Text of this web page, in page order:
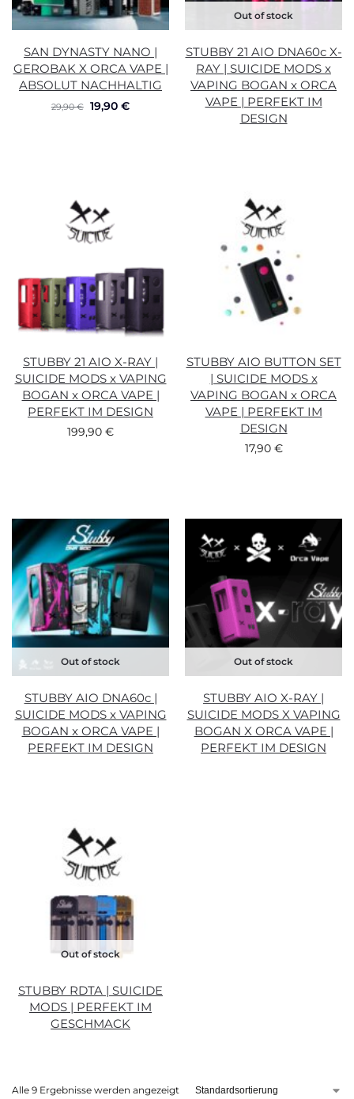
SAN DYNASTY NANO |
GEROBAK X ORCA VAPE |
ABSOLUT NACHHALTIG
29,90€ 19,90€
Out of stock
STUBBY 21 AIO DNA60c X-
RAY | SUICIDE MODS x
VAPING BOGAN x ORCA
VAPE | PERFEKT IM
DESIGN
STUBBY 21 AIO X-RAY |
SUICIDE MODS x VAPING
BOGAN x ORCA VAPE |
PERFEKT IM DESIGN
199,90 €
STUBBY AIO BUTTON SET
| SUICIDE MODS x
VAPING BOGAN x ORCA
VAPE | PERFEKT IM
DESIGN
17,90 €
Out of stock
STUBBY AIO DNA60c |
SUICIDE MODS x VAPING
BOGAN x ORCA VAPE |
PERFEKT IM DESIGN
Out of stock
STUBBY AIO X-RAY |
SUICIDE MODS X VAPING
BOGAN X ORCA VAPE |
PERFEKT IM DESIGN
Out of stock
STUBBY RDTA | SUICIDE
MODS | PERFEKT IM
GESCHMACK
Alle 9 Ergebnisse werden angezeigt